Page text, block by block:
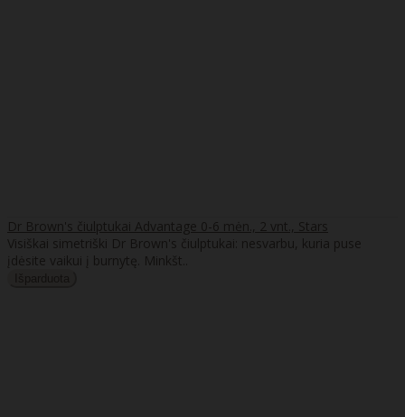
Dr Brown's čiulptukai Advantage 0-6 mėn., 2 vnt., Stars
Visiškai simetriški Dr Brown's čiulptukai: nesvarbu, kuria puse
įdėsite vaikui į burnytę. Minkšt..